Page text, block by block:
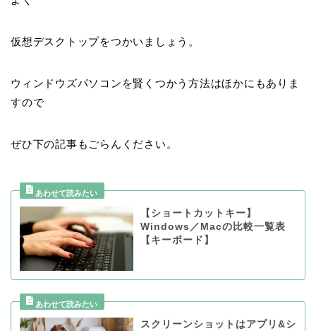
仮想デスクトップをつかいましょう。
ウィンドウズパソコンを賢くつかう方法はほかにもありま
すので
ぜひ下の記事もごらんください。
【ショートカットキー】
Windows／Macの比較一覧表
【キーボード】
スクリーンショットはアプリ&シ